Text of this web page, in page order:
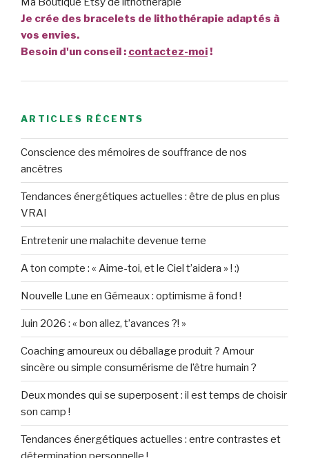
Je crée des bracelets de lithothérapie adaptés à
vos envies.
Besoin d'un conseil : contactez-moi!
ARTICLES RÉCENTS
Conscience des mémoires de souffrance de nos
ancêtres
Tendances énergétiques actuelles : être de plus en plus
VRAI
Entretenir une malachite devenue terne
A ton compte : « Aime-toi, et le Ciel t’aidera » ! :)
Nouvelle Lune en Gémeaux : optimisme à fond !
Juin 2026 : « bon allez, t’avances ?! »
Coaching amoureux ou déballage produit ? Amour
sincère ou simple consumérisme de l’être humain ?
Deux mondes qui se superposent : il est temps de choisir
son camp !
Tendances énergétiques actuelles : entre contrastes et